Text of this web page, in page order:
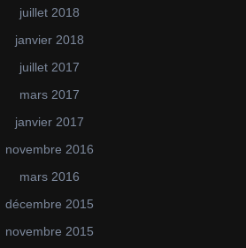
juillet 2018
janvier 2018
juillet 2017
mars 2017
janvier 2017
novembre 2016
mars 2016
décembre 2015
novembre 2015